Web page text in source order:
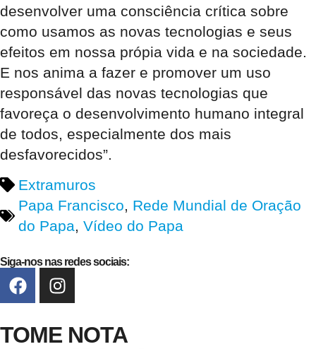
desenvolver uma consciência crítica sobre
como usamos as novas tecnologias e seus
efeitos em nossa própia vida e na sociedade.
E nos anima a fazer e promover um uso
responsável das novas tecnologias que
favoreça o desenvolvimento humano integral
de todos, especialmente dos mais
desfavorecidos”.
Extramuros
Papa Francisco, Rede Mundial de Oração
do Papa, Vídeo do Papa
Siga-nos nas redes sociais:
TOME NOTA